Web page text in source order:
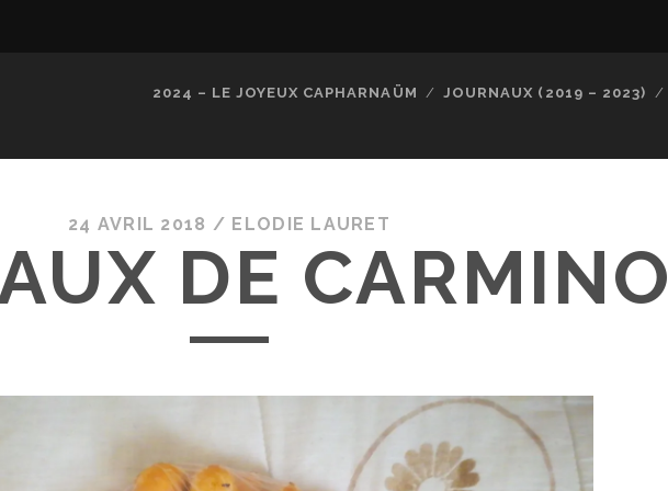
2024 – LE JOYEUX CAPHARNAÜM JOURNAUX (2019 – 2023)
24 AVRIL 2018 / ELODIE LAURET
DE CARMINO